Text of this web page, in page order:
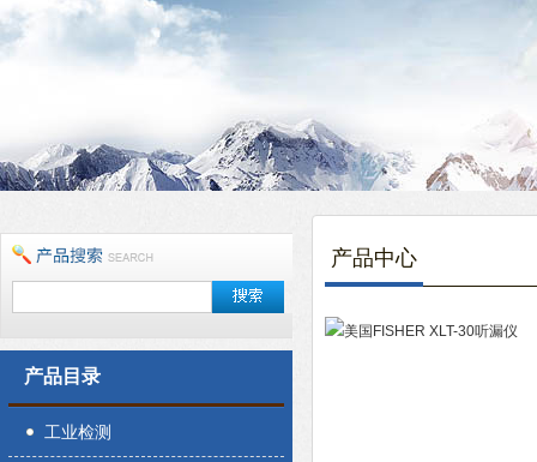
产品目录
工业检测
产品中心